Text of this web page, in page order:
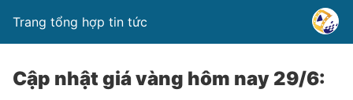
Trang tổng hợp tin tức
Cập nhật giá vàng hôm nay 29/6: